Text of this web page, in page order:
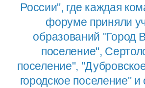
России", где каждая
форуме приняли
образований "Город
поселение",
поселение",
городское поселение" и